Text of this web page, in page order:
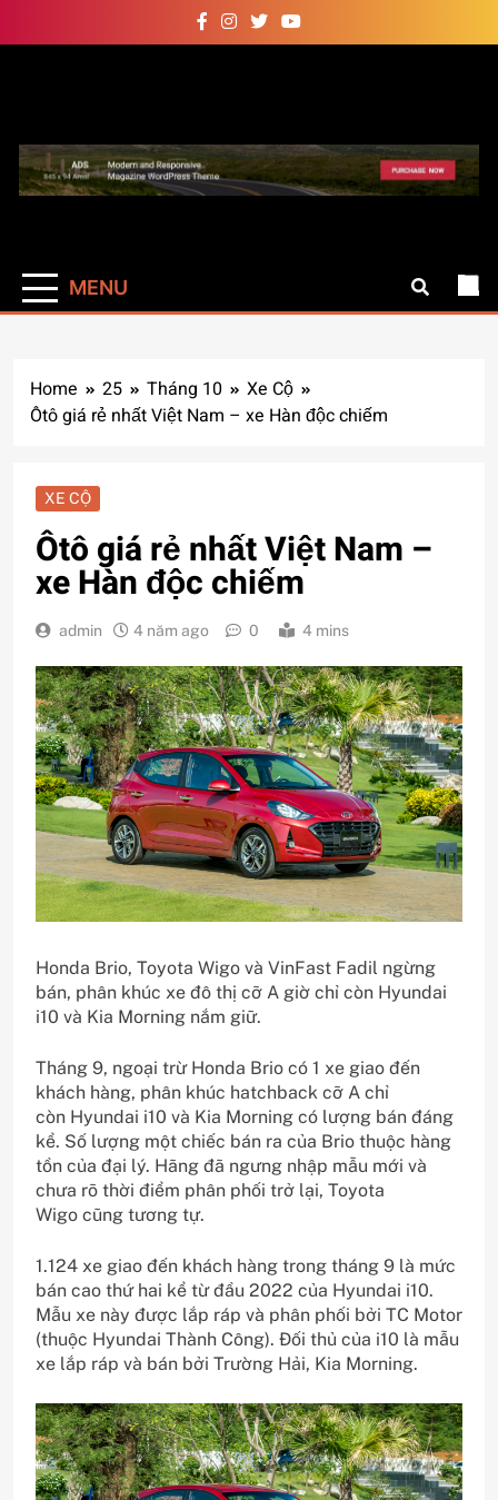
to
Auto Pro
hơn
MENU
Home 25 Tháng 10
Xe Cộ
Ôtô giá rẻ nhất Việt Nam – xe Hàn độc chiếm
XE CỘ
Ôtô giá rẻ nhất Việt Nam –
xe Hàn độc chiếm
admin 4 năm ago 0 4 mins
Honda Brio, Toyota Wigo và VinFast Fadil ngừng
bán, phân khúc xe đô thị cỡ A giờ chỉ còn Hyundai
i10 và Kia Morning nắm giữ.
Tháng 9, ngoại trừ Honda Brio có 1 xe giao đến
khách hàng, phân khúc hatchback cỡ A chỉ
còn Hyundai i10 và Kia Morning có lượng bán đáng
kể. Số lượng một chiếc bán ra của Brio thuộc hàng
tồn của đại lý. Hãng đã ngưng nhập mẫu mới và
chưa rõ thời điểm phân phối trở lại, Toyota
Wigo cũng tương tự.
1.124 xe giao đến khách hàng trong tháng 9 là mức
bán cao thứ hai kể từ đầu 2022 của Hyundai i10.
Mẫu xe này được lắp ráp và phân phối bởi TC Motor
(thuộc Hyundai Thành Công). Đối thủ của i10 là mẫu
xe lắp ráp và bán bởi Trường Hải, Kia Morning.